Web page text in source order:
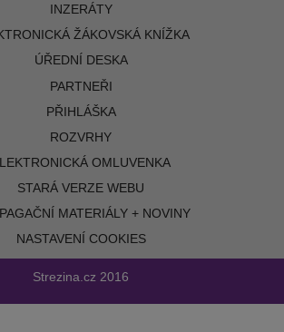
INZERÁTY
ŽÁKOVSKÁ KNÍŽKA
ÚŘEDNÍ DESKA
PARTNEŘI
PŘIHLÁŠKA
ROZVRHY
OMLUVENKA
STARÁ VERZE WEBU
MATERIÁLY + NOVINY
NASTAVENÍ COOKIES
Strezina.cz 2016